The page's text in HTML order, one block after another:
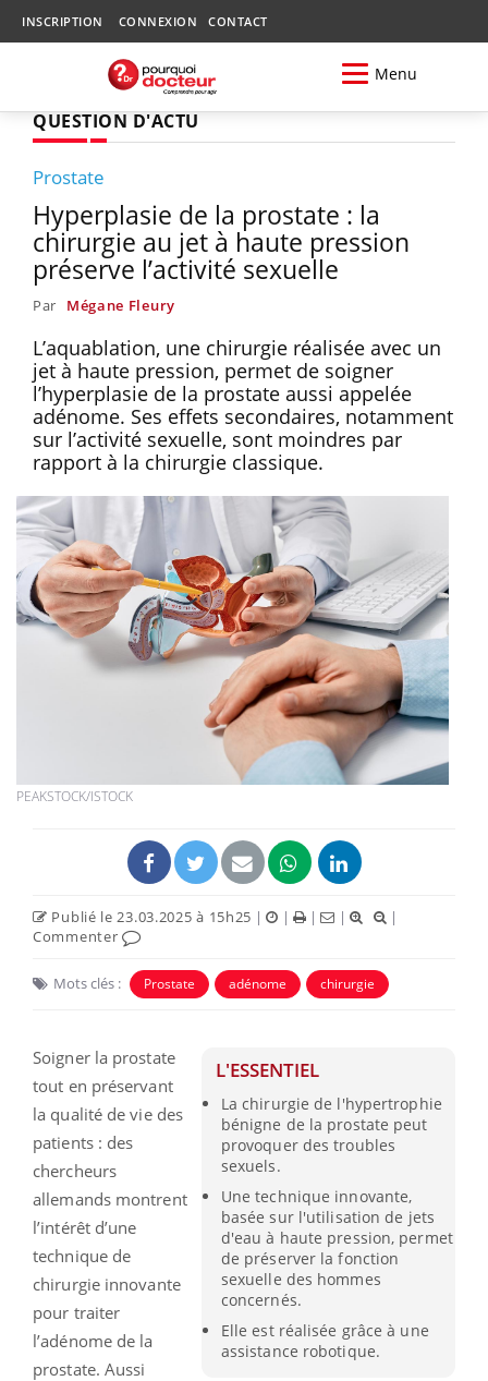
INSCRIPTION CONNEXION CONTACT
Menu
QUESTION D'ACTU
Prostate
Hyperplasie de la prostate : la
chirurgie au jet à haute pression
préserve l’activité sexuelle
Par Mégane Fleury
L’aquablation, une chirurgie réalisée avec un
jet à haute pression, permet de soigner
l’hyperplasie de la prostate aussi appelée
adénome. Ses effets secondaires, notamment
sur l’activité sexuelle, sont moindres par
rapport à la chirurgie classique.
PEAKSTOCK/ISTOCK
Publié le 23.03.2025 à 15h25 | | | |
|
Commenter
Mots clés : Prostate adénome chirurgie
L'ESSENTIEL
La chirurgie de l'hypertrophie
bénigne de la prostate peut
provoquer des troubles
sexuels.
Une technique innovante,
basée sur l'utilisation de jets
d'eau à haute pression, permet
de préserver la fonction
sexuelle des hommes
concernés.
Elle est réalisée grâce à une
assistance robotique.
Soigner la prostate
tout en préservant
la qualité de vie des
patients : des
chercheurs
allemands montrent
l’intérêt d’une
technique de
chirurgie innovante
pour traiter
l’adénome de la
prostate. Aussi